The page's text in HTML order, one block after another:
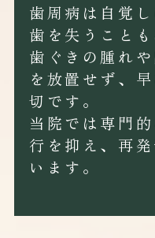
歯周病は自覚
歯を失うこと
歯ぐきの腫れ
を放置せず、
切です。
当院では専門
行を抑え、再
います。